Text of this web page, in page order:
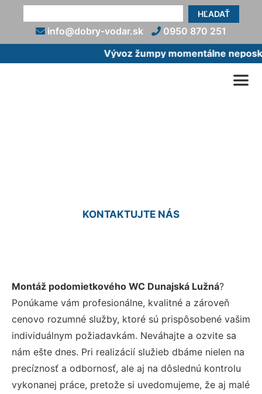
HĽADAŤ
info@dobry-vodar.sk
0950 870 251
Vývoz žumpy momentálne
KONTAKTUJTE NÁS
Montáž podomietkového WC Dunajská Lužná?
Ponúkame vám profesionálne, kvalitné a zároveň
cenovo rozumné služby, ktoré sú prispôsobené vašim
individuálnym požiadavkám. Neváhajte a ozvite sa
nám ešte dnes. Pri realizácií služieb dbáme nielen na
precíznosť a odbornosť, ale aj na dôslednú kontrolu
vykonanej práce, pretože si uvedomujeme, že aj malé